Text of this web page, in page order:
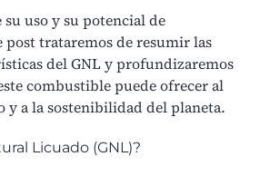
uso y su potencial de
post trataremos de resumir las
del GNL y profundizaremos
combustible puede ofrecer al
a la sostenibilidad del planeta.
Licuado (GNL)?